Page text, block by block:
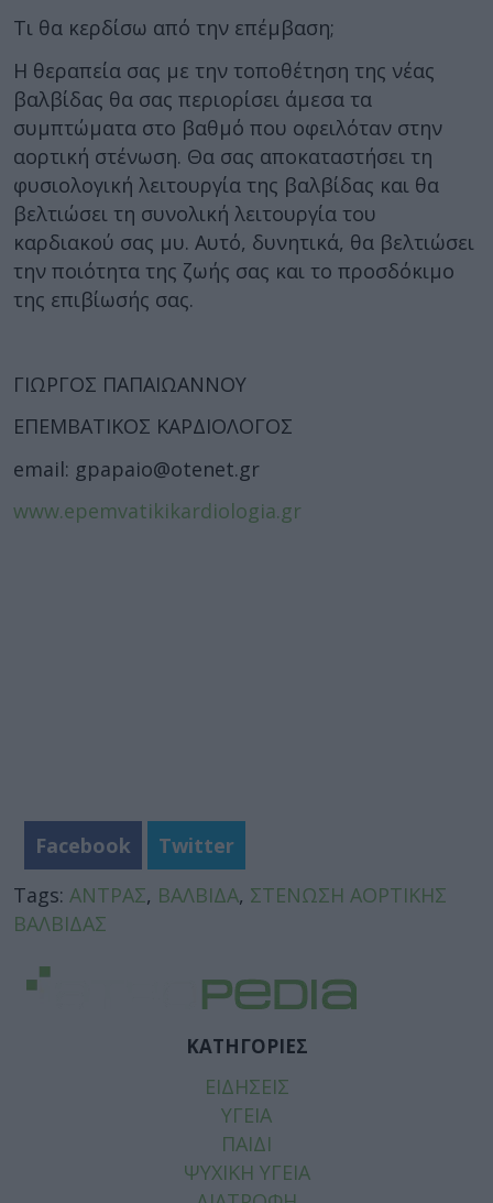
Τι θα κερδίσω από την επέμβαση;
Η θεραπεία σας με την τοποθέτηση της νέας
βαλβίδας θα σας περιορίσει άμεσα τα
συμπτώματα στο βαθμό που οφειλόταν στην
αορτική στένωση. Θα σας αποκαταστήσει τη
φυσιολογική λειτουργία της βαλβίδας και θα
βελτιώσει τη συνολική λειτουργία του
καρδιακού σας μυ. Αυτό, δυνητικά, θα βελτιώσει
την ποιότητα της ζωής σας και το προσδόκιμο
της επιβίωσής σας.
ΓΙΩΡΓΟΣ ΠΑΠΑΙΩΑΝΝΟΥ
ΕΠΕΜΒΑΤΙΚΟΣ ΚΑΡΔΙΟΛΟΓΟΣ
email: gpapaio@otenet.gr
www.epemvatikikardiologia.gr
Facebook
Twitter
Tags: ΑΝΤΡΑΣ, ΒΑΛΒΙΔΑ, ΣΤΕΝΩΣΗ ΑΟΡΤΙΚΗΣ
ΒΑΛΒΙΔΑΣ
ΚΑΤΗΓΟΡΙΕΣ
ΕΙΔΗΣΕΙΣ
ΥΓΕΙΑ
ΠΑΙΔΙ
ΨΥΧΙΚΗ ΥΓΕΙΑ